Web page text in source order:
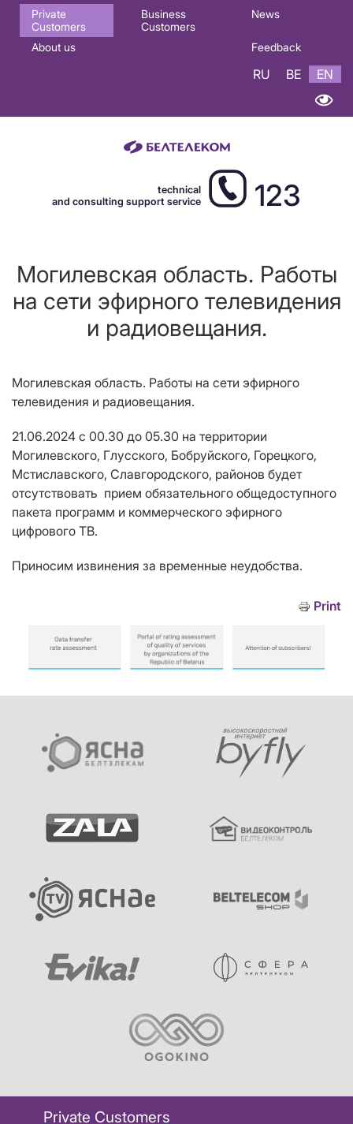
Основная
навигация
Private
Customers
Business
Customers
News
About us Feedback
RU BE EN
technical
and consulting support service
123
Могилевская область. Работы
на сети эфирного телевидения
и радиовещания.
Могилевская область. Работы на сети эфирного
телевидения и радиовещания.
21.06.2024 с 00.30 до 05.30 на территории
Могилевского, Глусского, Бобруйского, Горецкого,
Мстиславского, Славгородского, районов будет
отсутствовать прием обязательного общедоступного
пакета программ и коммерческого эфирного
цифрового ТВ.
Приносим извинения за временные неудобства.
Print
Private Customers